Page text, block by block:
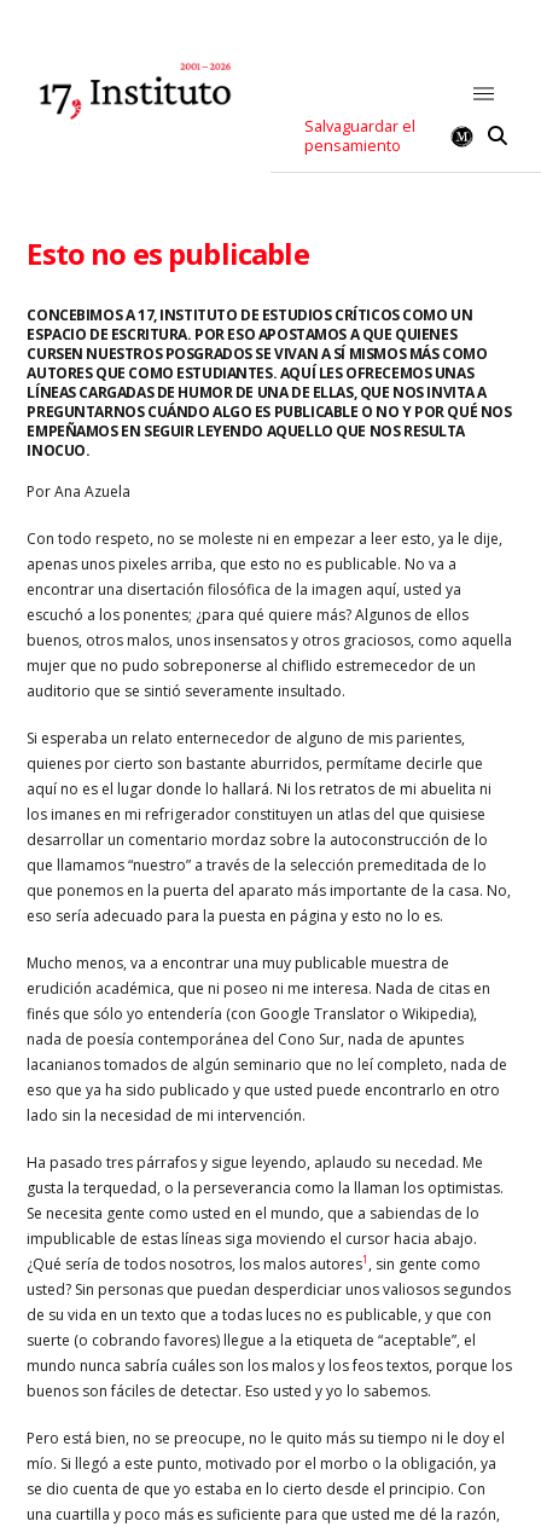
Salvaguardar el
pensamiento
Esto no es publicable
CONCEBIMOS A 17, INSTITUTO DE ESTUDIOS CRÍTICOS COMO UN
ESPACIO DE ESCRITURA. POR ESO APOSTAMOS A QUE QUIENES
CURSEN NUESTROS POSGRADOS SE VIVAN A SÍ MISMOS MÁS COMO
AUTORES QUE COMO ESTUDIANTES. AQUÍ LES OFRECEMOS UNAS
LÍNEAS CARGADAS DE HUMOR DE UNA DE ELLAS, QUE NOS INVITA A
PREGUNTARNOS CUÁNDO ALGO ES PUBLICABLE O NO Y POR QUÉ NOS
EMPEÑAMOS EN SEGUIR LEYENDO AQUELLO QUE NOS RESULTA
INOCUO.
Por Ana Azuela
Con todo respeto, no se moleste ni en empezar a leer esto, ya le dije,
apenas unos pixeles arriba, que esto no es publicable. No va a
encontrar una disertación filosófica de la imagen aquí, usted ya
escuchó a los ponentes; ¿para qué quiere más? Algunos de ellos
buenos, otros malos, unos insensatos y otros graciosos, como aquella
mujer que no pudo sobreponerse al chiflido estremecedor de un
auditorio que se sintió severamente insultado.
Si esperaba un relato enternecedor de alguno de mis parientes,
quienes por cierto son bastante aburridos, permítame decirle que
aquí no es el lugar donde lo hallará. Ni los retratos de mi abuelita ni
los imanes en mi refrigerador constituyen un atlas del que quisiese
desarrollar un comentario mordaz sobre la autoconstrucción de lo
que llamamos “nuestro” a través de la selección premeditada de lo
que ponemos en la puerta del aparato más importante de la casa. No,
eso sería adecuado para la puesta en página y esto no lo es.
Mucho menos, va a encontrar una muy publicable muestra de
erudición académica, que ni poseo ni me interesa. Nada de citas en
finés que sólo yo entendería (con Google Translator o Wikipedia),
nada de poesía contemporánea del Cono Sur, nada de apuntes
lacanianos tomados de algún seminario que no leí completo, nada de
eso que ya ha sido publicado y que usted puede encontrarlo en otro
lado sin la necesidad de mi intervención.
Ha pasado tres párrafos y sigue leyendo, aplaudo su necedad. Me
gusta la terquedad, o la perseverancia como la llaman los optimistas.
Se necesita gente como usted en el mundo, que a sabiendas de lo
impublicable de estas líneas siga moviendo el cursor hacia abajo.
¿Qué sería de todos nosotros, los malos autores1 , sin gente como
usted? Sin personas que puedan desperdiciar unos valiosos segundos
de su vida en un texto que a todas luces no es publicable, y que con
suerte (o cobrando favores) llegue a la etiqueta de “aceptable”, el
mundo nunca sabría cuáles son los malos y los feos textos, porque los
buenos son fáciles de detectar. Eso usted y yo lo sabemos.
Pero está bien, no se preocupe, no le quito más su tiempo ni le doy el
mío. Si llegó a este punto, motivado por el morbo o la obligación, ya
se dio cuenta de que yo estaba en lo cierto desde el principio. Con
una cuartilla y poco más es suficiente para que usted me dé la razón,